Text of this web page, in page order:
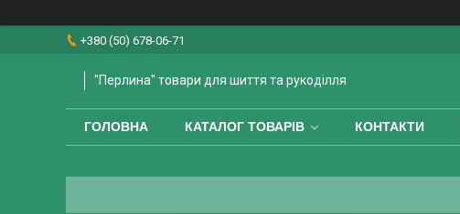
+380 (50) 678-06-71
"Перлина" товари для шиття та рукоділля
ГОЛОВНА КАТАЛОГ ТОВАРІВ КОНТАКТИ